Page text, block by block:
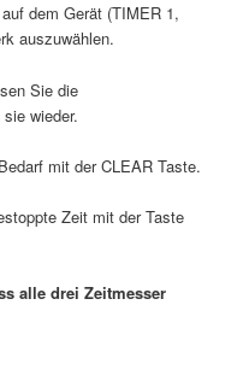
dem Gerät (TIMER 1,
auszuwählen.
Sie die
wieder.
mit der CLEAR Taste.
Zeit mit der Taste
alle drei Zeitmesser